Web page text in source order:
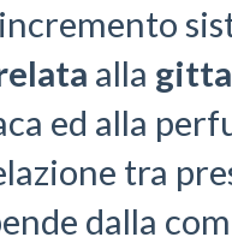
alla
ed alla
tra
dalla